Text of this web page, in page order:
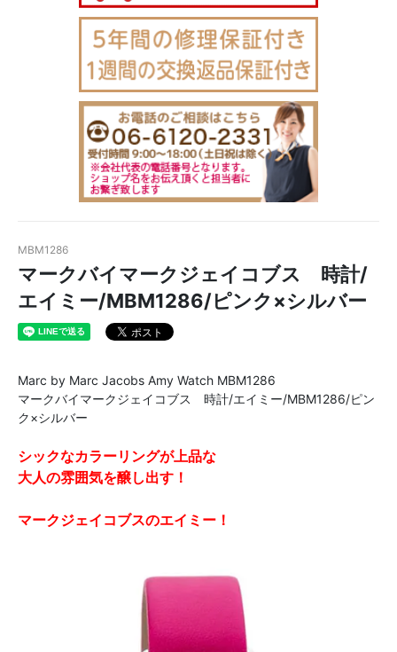
MBM1286
マークバイマークジェイコブス 時計/
エイミー/MBM1286/ピンク×シルバー
Marc by Marc Jacobs Amy Watch MBM1286
マークバイマークジェイコブス 時計/エイミー/MBM1286/ピン
ク×シルバー
シックなカラーリングが上品な
大人の雰囲気を醸し出す！
マークジェイコブスのエイミー！